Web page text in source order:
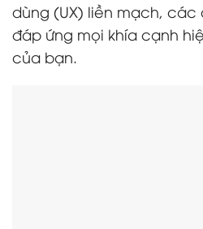
dùng (UX) liền mạch,
đáp ứng mọi khía cạnh
của bạn.